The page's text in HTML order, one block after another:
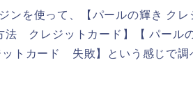
ンを使って、【パールの輝き ク
法 クレジットカード】【 パール
トカード 失敗】という感じで調